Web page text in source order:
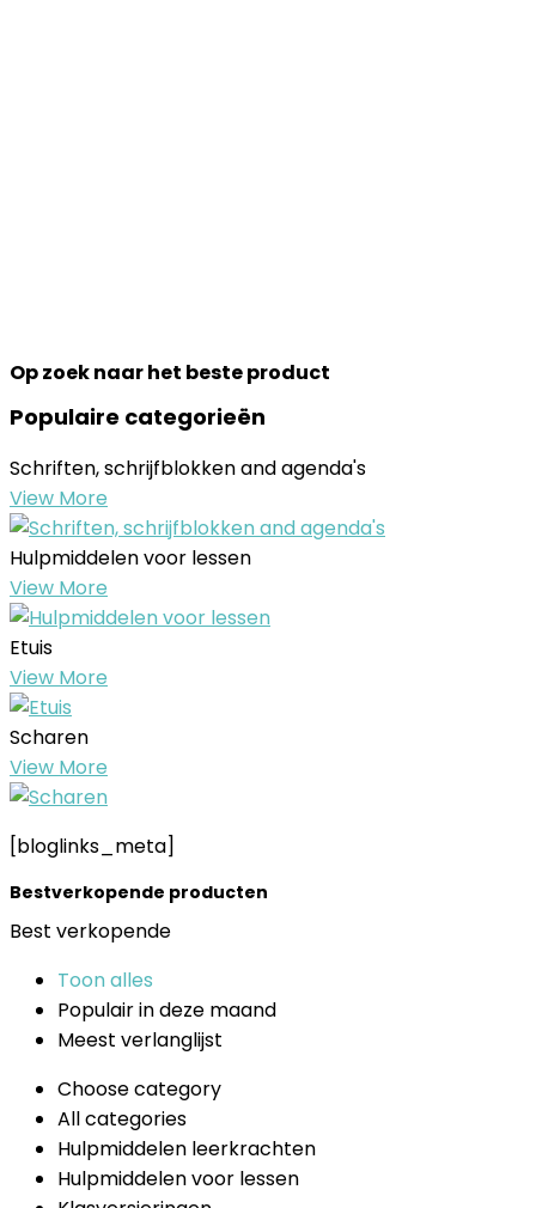
Op zoek naar het beste product
Populaire categorieën
Schriften, schrijfblokken and agenda's
View More
Hulpmiddelen voor lessen
View More
Etuis
View More
Scharen
View More
[bloglinks_meta]
Bestverkopende producten
Best verkopende
Toon alles
Populair in deze maand
Meest verlanglijst
Choose category
All categories
Hulpmiddelen leerkrachten
Hulpmiddelen voor lessen